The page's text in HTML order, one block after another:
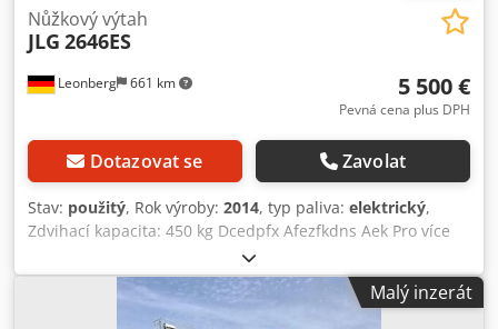
Leonberg 661 km
Nůžkový výtah
JLG 2646ES
5 500 €
Pevná cena plus DPH
Dotazovat se Zavolat
Stav: použitý, Rok výroby: 2014, typ paliva: elektrický,
Zdvihací kapacita: 450 kg Dcedpfx Afezfkdns Aek Pro více
informací se obraťte na centrum použitých zařízení.
Malý inzerát